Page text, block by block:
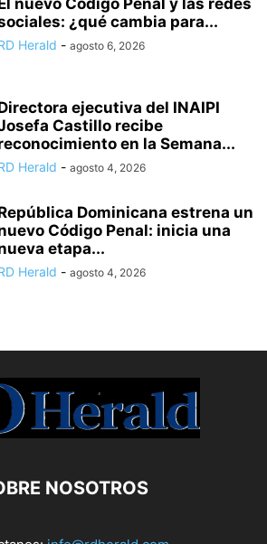
nuevo Código Penal y las redes
¿qué cambia para...
Herald - agosto 6, 2026
ejecutiva del INAIPI
Castillo recibe
en la Semana...
Herald - agosto 4, 2026
Dominicana estrena un
Código Penal: inicia una
etapa...
Herald - agosto 4, 2026
NOSOTROS